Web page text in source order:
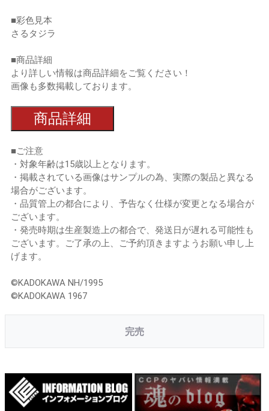
■彩色見本
さるタジラ
■商品詳細
より詳しい情報は商品詳細をご覧ください！
画像も多数掲載しております。
商品詳細
■ご注意
・対象年齢は15歳以上となります。
・掲載されている画像はサンプルの為、実際の製品と異なる
場合がございます。
・品質管上の都合により、予告なく仕様が変更となる場合が
ございます。
・発売時期は生産製造上の都合で、発送日が遅れる可能性も
ございます。ご了承の上、ご予約頂きますようお願い申し上
げます。
©KADOKAWA NH/1995
©KADOKAWA 1967
完売